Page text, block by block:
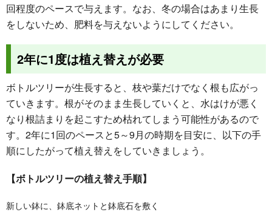
回程度のペースで与えます。なお、冬の場合はあまり生長
をしないため、肥料を与えないようにしてください。
2年に1度は植え替えが必要
ボトルツリーが生長すると、枝や葉だけでなく根も広がっ
ていきます。根がそのまま生長していくと、水はけが悪く
なり根詰まりを起こすため枯れてしまう可能性があるので
す。2年に1回のペースと5～9月の時期を目安に、以下の手
順にしたがって植え替えをしていきましょう。
【ボトルツリーの植え替え手順】
新しい鉢に、鉢底ネットと鉢底石を敷く